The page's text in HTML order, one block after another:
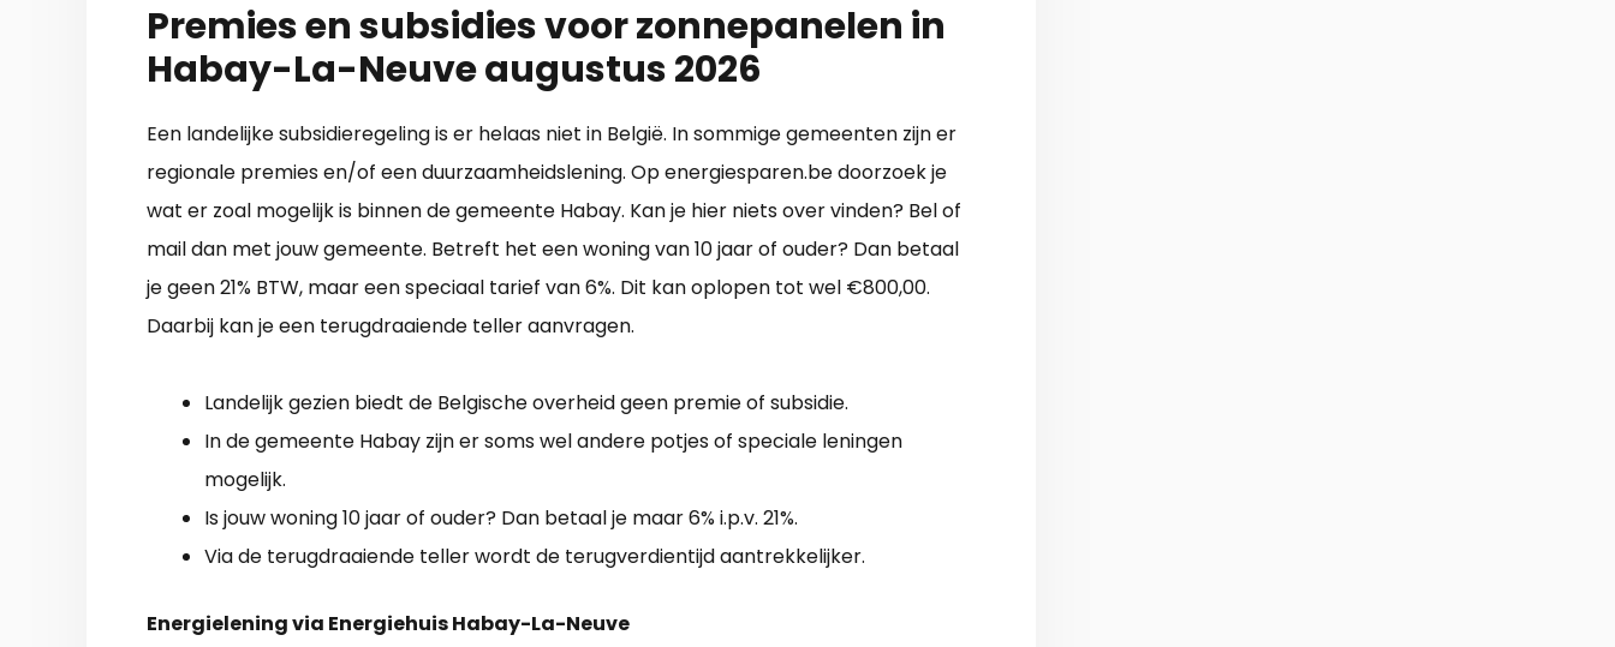
Premies en subsidies voor zonnepanelen in
Habay-La-Neuve augustus 2026
Een landelijke subsidieregeling is er helaas niet in België. In sommige gemeenten zijn er
regionale premies en/of een duurzaamheidslening. Op energiesparen.be doorzoek je
wat er zoal mogelijk is binnen de gemeente Habay. Kan je hier niets over vinden? Bel of
mail dan met jouw gemeente. Betreft het een woning van 10 jaar of ouder? Dan betaal
je geen 21% BTW, maar een speciaal tarief van 6%. Dit kan oplopen tot wel €800,00.
Daarbij kan je een terugdraaiende teller aanvragen.
Landelijk gezien biedt de Belgische overheid geen premie of subsidie.
In de gemeente Habay zijn er soms wel andere potjes of speciale leningen
mogelijk.
Is jouw woning 10 jaar of ouder? Dan betaal je maar 6% i.p.v. 21%.
Via de terugdraaiende teller wordt de terugverdientijd aantrekkelijker.
Energielening via Energiehuis Habay-La-Neuve